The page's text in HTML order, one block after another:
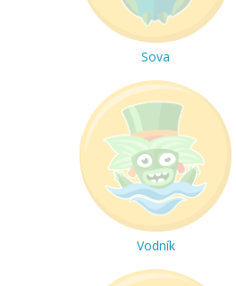
Sova
Vodník